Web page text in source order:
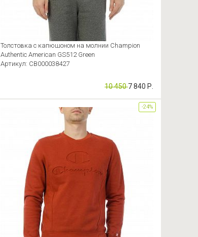
Толстовка с капюшоном на молнии Champion
Authentic American GS512 Green
Артикул: CB000038427
10 4507 840 Р.
-24%